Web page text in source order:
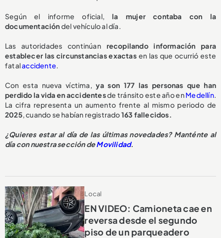
Según el informe oficial,la mujer contaba con la
documentacióndel vehículo al día.
Las autoridades continúan recopilando información para
establecer las circunstancias exactasen las que ocurrió este
fatalaccidente.
Con esta nueva víctima,ya son 177 las personas que han
perdido la vida en accidentesde tránsito este año enMedellín.
La cifra representa un aumento frente al mismo periodo de
2025, cuando se habían registrado163 fallecidos.
¿Quieres estar al día de las últimas novedades? Manténte al
día con nuestra sección deMovilidad.
Local
EN VIDEO: Camioneta cae en
reversa desde el segundo
piso de un parqueadero